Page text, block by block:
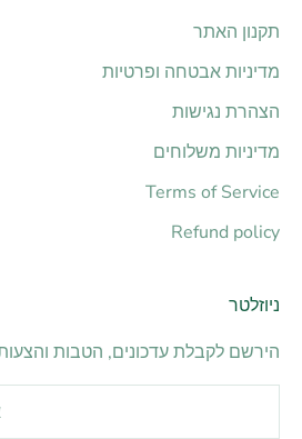
תקנון האתר
מדיניות אבטחה ופרטיות
הצהרת נגישות
מדיניות משלוחים
Terms of Service
Refund policy
ניוזלטר
הירשם לקבלת עדכונים, הטבות והצעות